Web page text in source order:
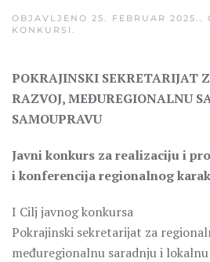
OBJAVLJENO 25. FEBRUAR 2025. .
KONKURSI .
POKRAJINSKI SEKRETARIJAT
RAZVOJ, MEĐUREGIONALNU
SAMOUPRAVU
Javni konkurs za realizaciju i
i konferencija regionalnog
I Cilj javnog konkursa
Pokrajinski sekretarijat za
međuregionalnu saradnju i